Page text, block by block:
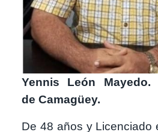
Yennis León Mayedo.
de Camagüey.
De 48 años y Licenciado